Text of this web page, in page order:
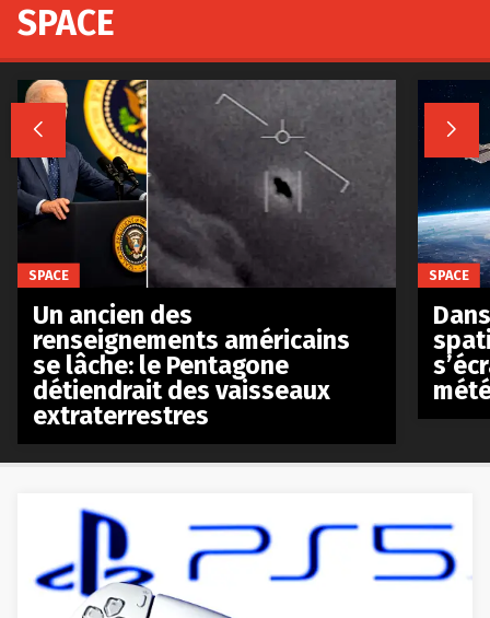
SPACE
 
SPACE
Un ancien des
renseignements américains
se lâche: le Pentagone
détiendrait des vaisseaux
extraterrestres
SPACE